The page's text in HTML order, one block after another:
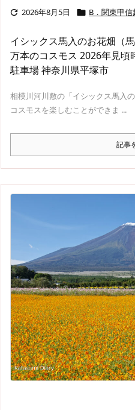
 2026年8月5日  B．関東甲信
イシックス馬入のお花畑（
万本のコスモス 2026年見頃
駐車場 神奈川県平塚市
相模川河川敷の「イシックス馬入
コスモスを楽しむことができま ...
記事